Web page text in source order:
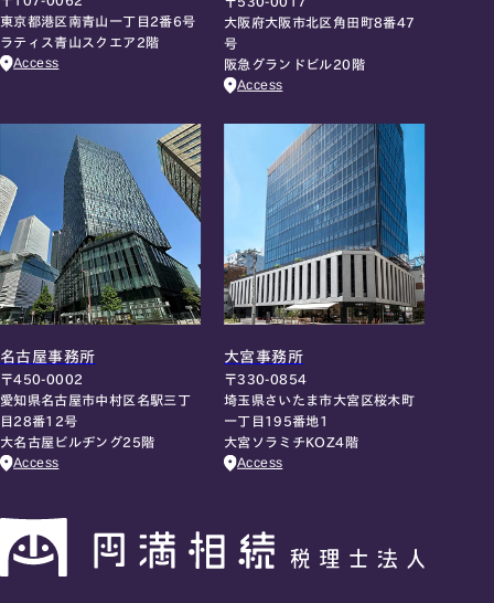
東京都港区南青山一丁目2番6号
ラティス青山スクエア2階
Access
大阪府大阪市北区角田町8番47
号
阪急グランドビル20階
Access
名古屋事務所
〒450-0002
愛知県名古屋市中村区名駅三丁
目28番12号
大名古屋ビルヂング25階
Access
大宮事務所
〒330-0854
埼玉県さいたま市大宮区桜木町
一丁目195番地1
大宮ソラミチKOZ4階
Access